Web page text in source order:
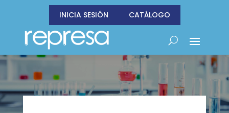
INICIA SESIÓN CATÁLOGO